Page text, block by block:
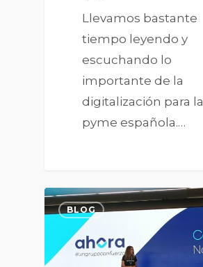
Llevamos bastante
tiempo leyendo y
escuchando lo
importante de la
digitalización para la
pyme española.…
BLOG